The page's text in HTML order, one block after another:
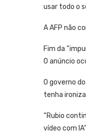
usar todo o
A AFP não
Fim da
O anúncio
O governo
tenha
“Rubio
vídeo com